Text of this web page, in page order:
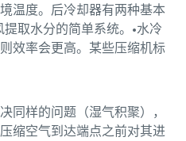
温度。后冷却器有两种基本
取水分的简单系统。•水冷
效率会更高。某些压缩机标
同样的问题（湿气积聚），
缩空气到达端点之前对其进